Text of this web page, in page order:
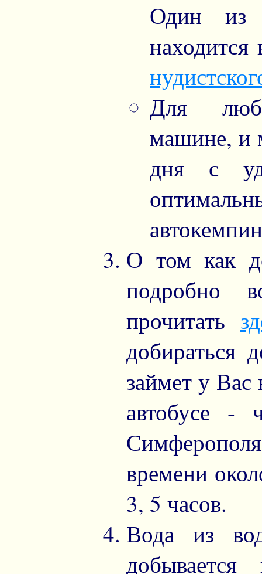
Один из
Для
машине, и
дня с
О том как
подробно
прочитать
добираться
займет у
автобусе -
времени
3, 5 часов.
Вода из